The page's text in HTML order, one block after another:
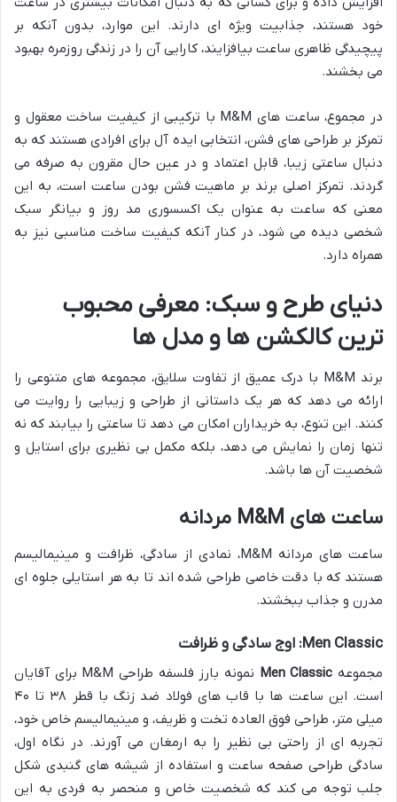
خود هستند، جذابیت ویژه ای دارند. این موارد، بدون آنکه بر
پیچیدگی ظاهری ساعت بیافزایند، کارایی آن را در زندگی روزمره بهبود
می بخشند.
در مجموع، ساعت های M&M با ترکیبی از کیفیت ساخت معقول و
تمرکز بر طراحی های فشن، انتخابی ایده آل برای افرادی هستند که به
دنبال ساعتی زیبا، قابل اعتماد و در عین حال مقرون به صرفه می
گردند. تمرکز اصلی برند بر ماهیت فشن بودن ساعت است، به این
معنی که ساعت به عنوان یک اکسسوری مد روز و بیانگر سبک
شخصی دیده می شود، در کنار آنکه کیفیت ساخت مناسبی نیز به
همراه دارد.
دنیای طرح و سبک: معرفی محبوب
ترین کالکشن ها و مدل ها
برند M&M با درک عمیق از تفاوت سلایق، مجموعه های متنوعی را
ارائه می دهد که هر یک داستانی از طراحی و زیبایی را روایت می
کنند. این تنوع، به خریداران امکان می دهد تا ساعتی را بیابند که نه
تنها زمان را نمایش می دهد، بلکه مکمل بی نظیری برای استایل و
شخصیت آن ها باشد.
ساعت های M&M مردانه
ساعت های مردانه M&M، نمادی از سادگی، ظرافت و مینیمالیسم
هستند که با دقت خاصی طراحی شده اند تا به هر استایلی جلوه ای
مدرن و جذاب ببخشند.
Men Classic: اوج سادگی و ظرافت
مجموعه Men Classic
نمونه بارز فلسفه طراحی M&M برای آقایان
است. این ساعت ها با قاب های فولاد ضد زنگ با قطر ۳۸ تا ۴۰
میلی متر، طراحی فوق العاده تخت و ظریف، و مینیمالیسم خاص خود،
تجربه ای از راحتی بی نظیر را به ارمغان می آورند. در نگاه اول،
سادگی طراحی صفحه ساعت و استفاده از شیشه های گنبدی شکل
جلب توجه می کند که شخصیت خاص و منحصر به فردی به این